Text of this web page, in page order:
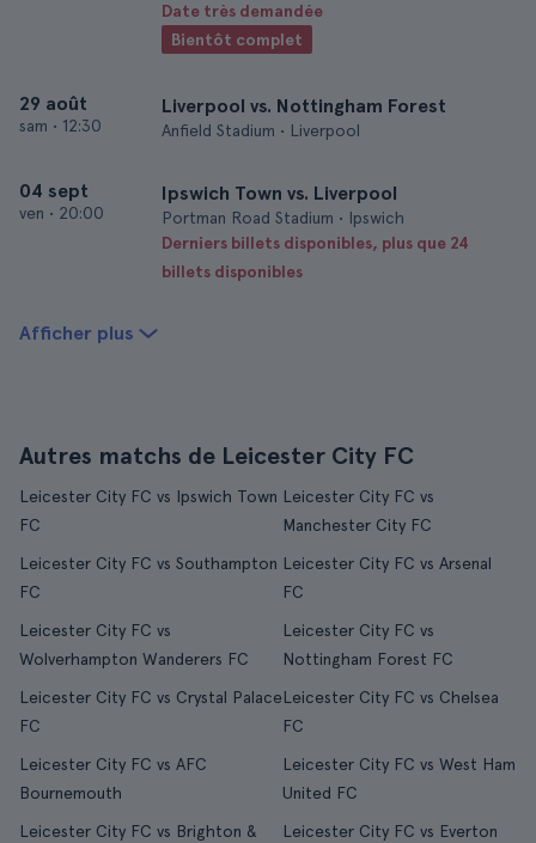
Date très demandée
Bientôt complet
29 août
sam • 12:30
Liverpool vs. Nottingham Forest
Anfield Stadium • Liverpool
04 sept
ven • 20:00
Ipswich Town vs. Liverpool
Portman Road Stadium • Ipswich
Derniers billets disponibles, plus que 24
billets disponibles
Afficher plus
Autres matchs de Leicester City FC
Leicester City FC vs Ipswich Town
FC
Leicester City FC vs
Manchester City FC
Leicester City FC vs Southampton
FC
Leicester City FC vs Arsenal
FC
Leicester City FC vs
Wolverhampton Wanderers FC
Leicester City FC vs
Nottingham Forest FC
Leicester City FC vs Crystal Palace
FC
Leicester City FC vs Chelsea
FC
Leicester City FC vs AFC
Bournemouth
Leicester City FC vs West Ham
United FC
Leicester City FC vs Brighton &
Leicester City FC vs Everton